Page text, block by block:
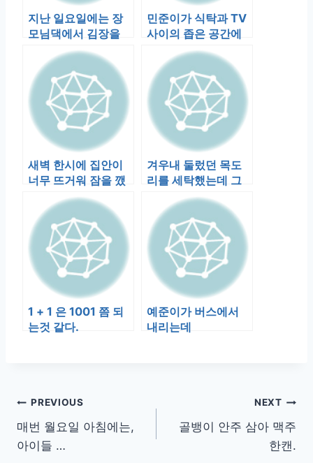
지난 일요일에는 장
모님댁에서 김장을
했다. 막내처형네 서
진이 5세, 우리…
민준이가 식탁과 TV
사이의 좁은 공간에
쭈그리고 앉아 응아
를 하고 있다…
새벽 한시에 집안이
너무 뜨거워 잠을 깼
다. 구직사이트를 좀
돌아보고 이…
겨우내 둘렀던 목도
리를 세탁했는데 그
목도리를 눈여겨보던
예준이가 목에 두…
1 + 1 은 1001 쯤 되
는것 같다.
예준이가 버스에서
내리는데
글
탐
PREVIOUS
매번 월요일 아침에는,
아이들 …
NEXT
골뱅이 안주 삼아 맥주
한캔.